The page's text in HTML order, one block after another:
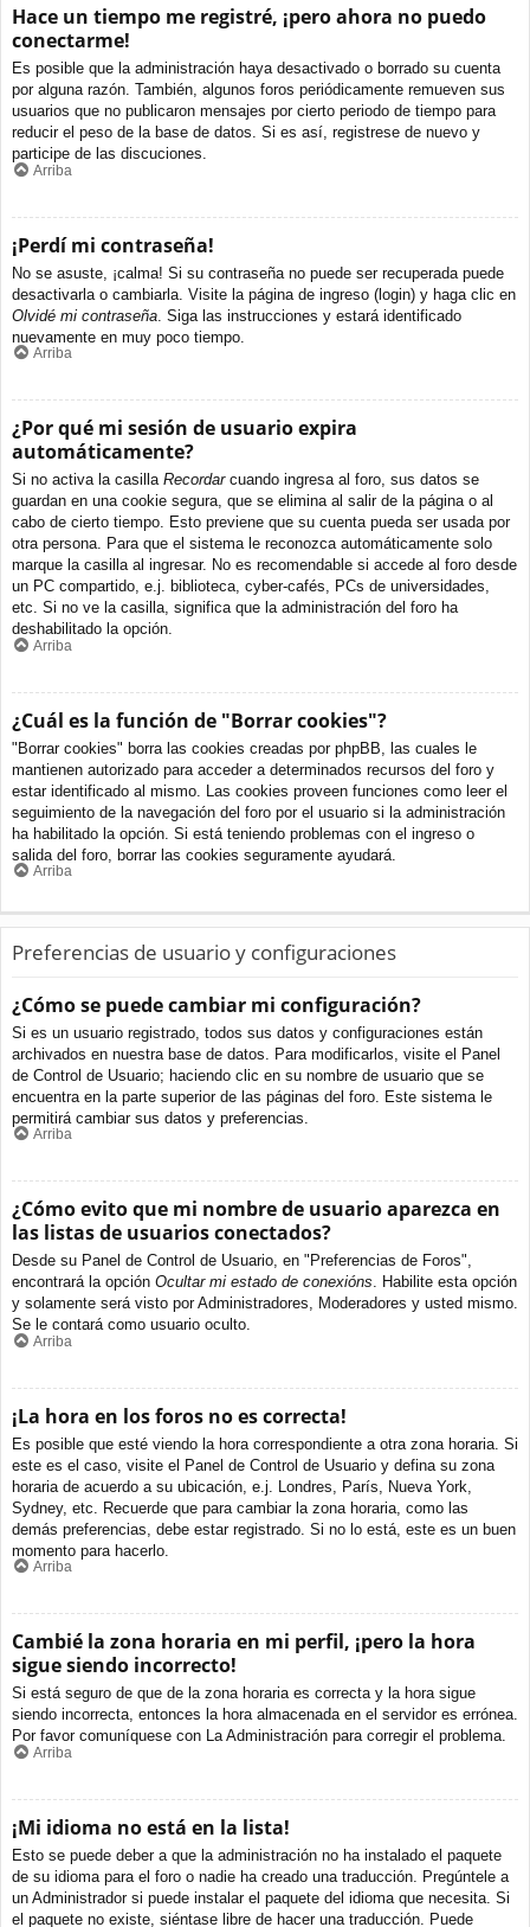
Hace un tiempo me registré, ¡pero ahora no puedo
conectarme!
Es posible que la administración haya desactivado o borrado su cuenta
por alguna razón. También, algunos foros periódicamente remueven sus
usuarios que no publicaron mensajes por cierto periodo de tiempo para
reducir el peso de la base de datos. Si es así, registrese de nuevo y
participe de las discuciones.
Arriba
¡Perdí mi contraseña!
No se asuste, ¡calma! Si su contraseña no puede ser recuperada puede
desactivarla o cambiarla. Visite la página de ingreso (login) y haga clic en
Olvidé mi contraseña . Siga las instrucciones y estará identificado
nuevamente en muy poco tiempo.
Arriba
¿Por qué mi sesión de usuario expira
automáticamente?
Si no activa la casilla Recordarcuando ingresa al foro, sus datos se
guardan en una cookie segura, que se elimina al salir de la página o al
cabo de cierto tiempo. Esto previene que su cuenta pueda ser usada por
otra persona. Para que el sistema le reconozca automáticamente solo
marque la casilla al ingresar. No es recomendable si accede al foro desde
un PC compartido, e.j. biblioteca, cyber-cafés, PCs de universidades,
etc. Si no ve la casilla, significa que la administración del foro ha
deshabilitado la opción.
Arriba
¿Cuál es la función de "Borrar cookies"?
"Borrar cookies" borra las cookies creadas por phpBB, las cuales le
mantienen autorizado para acceder a determinados recursos del foro y
estar identificado al mismo. Las cookies proveen funciones como leer el
seguimiento de la navegación del foro por el usuario si la administración
ha habilitado la opción. Si está teniendo problemas con el ingreso o
salida del foro, borrar las cookies seguramente ayudará.
Arriba
Preferencias de usuario y configuraciones
¿Cómo se puede cambiar mi configuración?
Si es un usuario registrado, todos sus datos y configuraciones están
archivados en nuestra base de datos. Para modificarlos, visite el Panel
de Control de Usuario; haciendo clic en su nombre de usuario que se
encuentra en la parte superior de las páginas del foro. Este sistema le
permitirá cambiar sus datos y preferencias.
Arriba
¿Cómo evito que mi nombre de usuario aparezca en
las listas de usuarios conectados?
Desde su Panel de Control de Usuario, en "Preferencias de Foros",
encontrará la opción Ocultar mi estado de conexións. Habilite esta opción
y solamente será visto por Administradores, Moderadores y usted mismo.
Se le contará como usuario oculto.
Arriba
¡La hora en los foros no es correcta!
Es posible que esté viendo la hora correspondiente a otra zona horaria. Si
este es el caso, visite el Panel de Control de Usuario y defina su zona
horaria de acuerdo a su ubicación, e.j. Londres, París, Nueva York,
Sydney, etc. Recuerde que para cambiar la zona horaria, como las
demás preferencias, debe estar registrado. Si no lo está, este es un buen
momento para hacerlo.
Arriba
Cambié la zona horaria en mi perfil, ¡pero la hora
sigue siendo incorrecto!
Si está seguro de que de la zona horaria es correcta y la hora sigue
siendo incorrecta, entonces la hora almacenada en el servidor es errónea.
Por favor comuníquese con La Administración para corregir el problema.
Arriba
¡Mi idioma no está en la lista!
Esto se puede deber a que la administración no ha instalado el paquete
de su idioma para el foro o nadie ha creado una traducción. Pregúntele a
un Administrador si puede instalar el paquete del idioma que necesita. Si
el paquete no existe, siéntase libre de hacer una traducción. Puede